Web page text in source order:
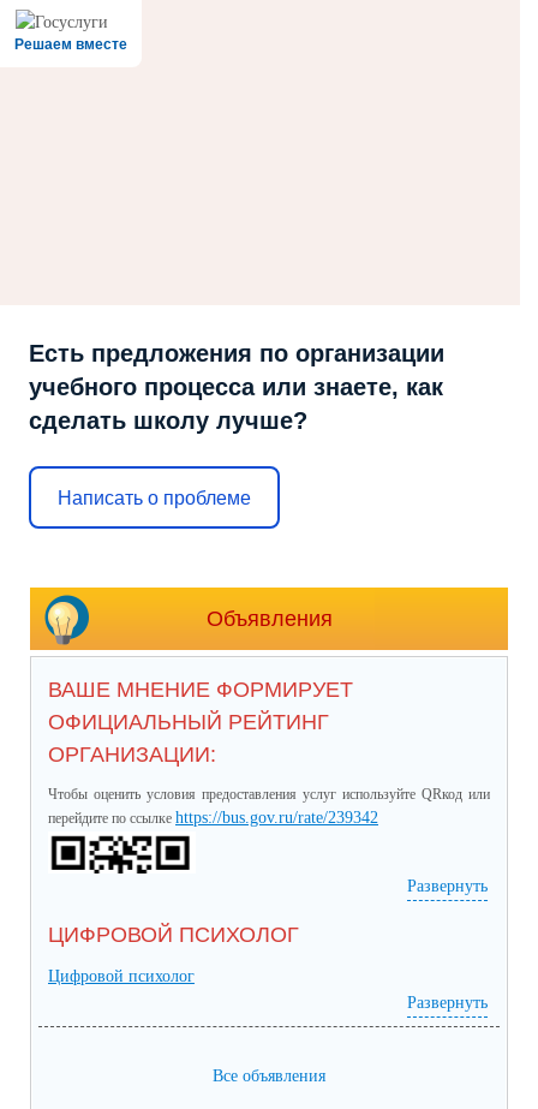
Решаем вместе
Есть предложения по организации
учебного процесса или знаете, как
сделать школу лучше?
Написать о проблеме
Объявления
ВАШЕ МНЕНИЕ ФОРМИРУЕТ
ОФИЦИАЛЬНЫЙ РЕЙТИНГ
ОРГАНИЗАЦИИ:
Чтобы оценить условия предоставления услуг используйте QRкод или
перейдите по ссылке https://bus.gov.ru/rate/239342
Развернуть
ЦИФРОВОЙ ПСИХОЛОГ
Цифровой психолог
Развернуть
Все объявления